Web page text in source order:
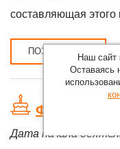
составляющая
ПОЗДРАВИТЬ
Флейтистка
Дата начала
Наш сайт
Оставаясь